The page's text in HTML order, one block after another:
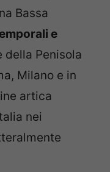
Bassa
e
della Penisola
Milano e in
artica
nei